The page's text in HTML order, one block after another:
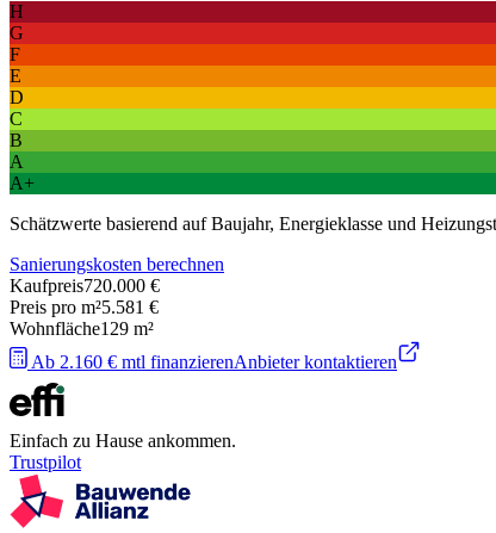
H
G
F
E
D
C
B
A
A+
Schätzwerte basierend auf Baujahr, Energieklasse und
Sanierungskosten berechnen
Kaufpreis720.000 €
Preis pro m²5.581 €
Wohnfläche129 m²
Ab 2.160 € mtl finanzierenAnbieter kontaktieren
Einfach zu Hause ankommen.
Trustpilot